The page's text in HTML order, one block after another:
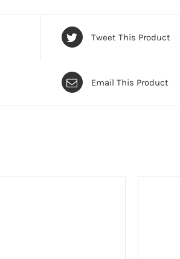
Tweet This Product
Email This Product